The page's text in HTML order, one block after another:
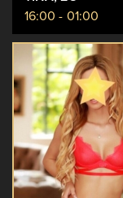
16:00 - 01:00